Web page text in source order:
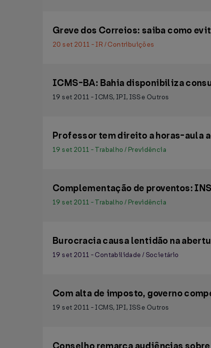
Greve dos Correios: saiba como
20 set 2011 - IR / Contribuições
ICMS-BA: Bahia disponibiliza
19 set 2011 - ICMS, IPI, ISS e Outros
Professor tem direito a horas-aula
19 set 2011 - Trabalho / Previdência
Complementação de proventos:
19 set 2011 - Trabalho / Previdência
Burocracia causa lentidão na
19 set 2011 - Contabilidade / Societário
Com alta de imposto, governo
19 set 2011 - ICMS, IPI, ISS e Outros